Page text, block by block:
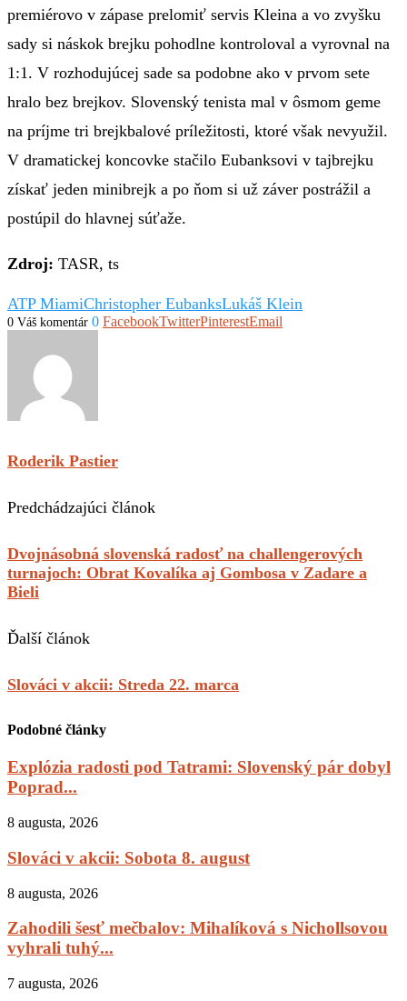
premiérovo v zápase prelomiť servis Kleina a vo zvyšku
sady si náskok brejku pohodlne kontroloval a vyrovnal na
1:1. V rozhodujúcej sade sa podobne ako v prvom sete
hralo bez brejkov. Slovenský tenista mal v ôsmom geme
na príjme tri brejkbalové príležitosti, ktoré však nevyužil.
V dramatickej koncovke stačilo Eubanksovi v tajbrejku
získať jeden minibrejk a po ňom si už záver postrážil a
postúpil do hlavnej súťaže.
Zdroj: TASR, ts
ATP MiamiChristopher EubanksLukáš Klein
0 Váš komentár 0 FacebookTwitterPinterestEmail
Roderik Pastier
Predchádzajúci článok
Dvojnásobná slovenská radosť na challengerových
turnajoch: Obrat Kovalíka aj Gombosa v Zadare a
Bieli
Ďalší článok
Slováci v akcii: Streda 22. marca
Podobné články
Explózia radosti pod Tatrami: Slovenský pár dobyl
Poprad...
8 augusta, 2026
Slováci v akcii: Sobota 8. august
8 augusta, 2026
Zahodili šesť mečbalov: Mihalíková s Nichollsovou
vyhrali tuhý...
7 augusta, 2026